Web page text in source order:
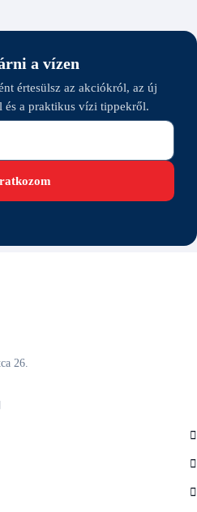
a vízen
értesülsz az akciókról, az új
és a praktikus vízi tippekről.
26.